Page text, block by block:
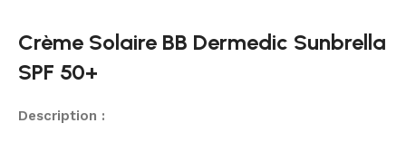
Crème Solaire BB Dermedic Sunbrella
SPF 50+
Description :